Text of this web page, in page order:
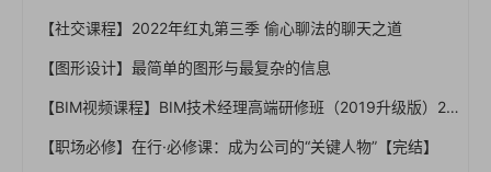
【社交课程】2022年红丸第三季 偷心聊法的聊天之道
【图形设计】最简单的图形与最复杂的信息
【BIM视频课程】BIM技术经理高端研修班（2019升级版）2980【VIP1401-0001】
【职场必修】在行·必修课：成为公司的“关键人物”【完结】